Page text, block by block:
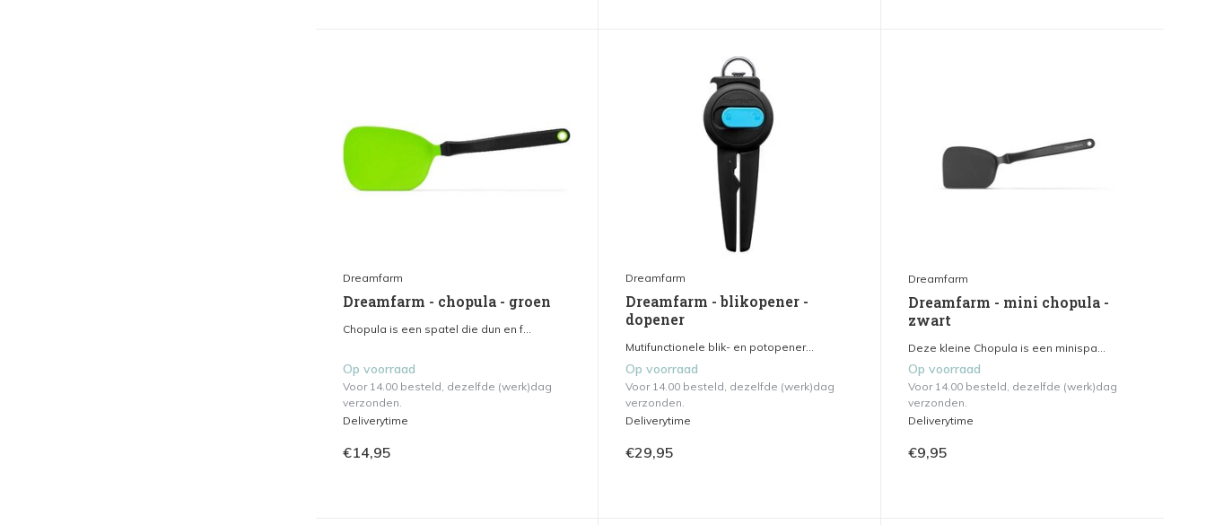
Dreamfarm
Dreamfarm - chopula - groen
Chopula is een spatel die dun en f...
Op voorraad
Voor 14.00 besteld, dezelfde (werk)dag
verzonden.
Deliverytime
€14,95
Dreamfarm
Dreamfarm - blikopener -
dopener
Mutifunctionele blik- en potopener...
Op voorraad
Voor 14.00 besteld, dezelfde (werk)dag
verzonden.
Deliverytime
€29,95
Dreamfarm
Dreamfarm - mini chopula -
zwart
Deze kleine Chopula is een minispa...
Op voorraad
Voor 14.00 besteld, dezelfde (werk)dag
verzonden.
Deliverytime
€9,95